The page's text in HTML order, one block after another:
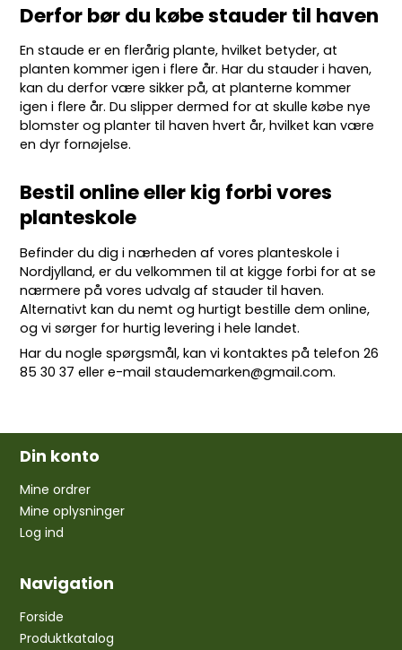
Derfor bør du købe stauder til haven
En staude er en flerårig plante, hvilket betyder, at
planten kommer igen i flere år. Har du stauder i haven,
kan du derfor være sikker på, at planterne kommer
igen i flere år. Du slipper dermed for at skulle købe nye
blomster og planter til haven hvert år, hvilket kan være
en dyr fornøjelse.
Bestil online eller kig forbi vores
planteskole
Befinder du dig i nærheden af vores planteskole i
Nordjylland, er du velkommen til at kigge forbi for at se
nærmere på vores udvalg af stauder til haven.
Alternativt kan du nemt og hurtigt bestille dem online,
og vi sørger for hurtig levering i hele landet.
Har du nogle spørgsmål, kan vi kontaktes på telefon26
85 30 37 eller e-mailstaudemarken@gmail.com.
Din konto
Mine ordrer
Mine oplysninger
Log ind
Navigation
Forside
Produktkatalog